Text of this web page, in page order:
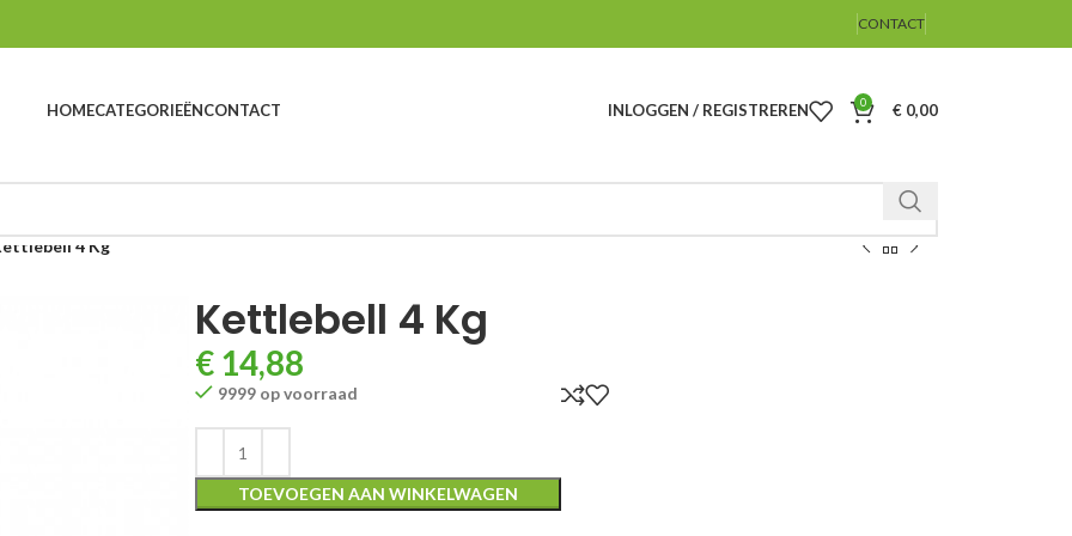
CONTACT
HOMECATEGORIEËNCONTACT INLOGGEN / REGISTREREN 0 € 0,00
4 Kg
Kettlebell 4 Kg
€ 14,88
9999 op voorraad
TOEVOEGEN AAN WINKELWAGEN